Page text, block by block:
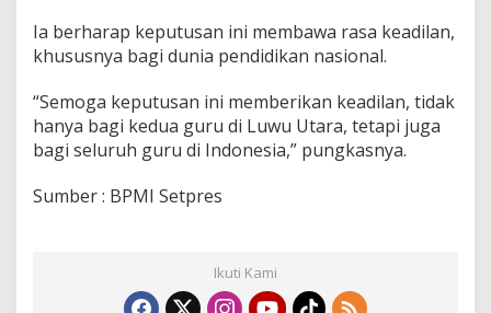
Ia berharap keputusan ini membawa rasa keadilan,
khususnya bagi dunia pendidikan nasional.
“Semoga keputusan ini memberikan keadilan, tidak
hanya bagi kedua guru di Luwu Utara, tetapi juga
bagi seluruh guru di Indonesia,” pungkasnya.
Sumber : BPMI Setpres
Ikuti Kami